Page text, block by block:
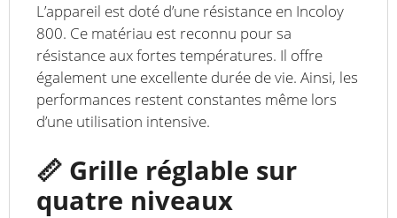
L’appareil est doté d’une résistance en Incoloy
800. Ce matériau est reconnu pour sa
résistance aux fortes températures. Il offre
également une excellente durée de vie. Ainsi, les
performances restent constantes même lors
d’une utilisation intensive.
📏 Grille réglable sur
quatre niveaux